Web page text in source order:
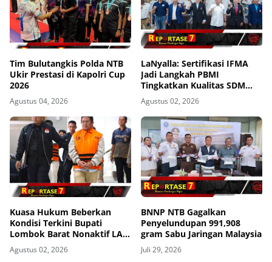
Tim Bulutangkis Polda NTB
Ukir Prestasi di Kapolri Cup
2026
Agustus 04, 2026
LaNyalla: Sertifikasi IFMA
Jadi Langkah PBMI
Tingkatkan Kualitas SDM
Muaythai
Agustus 02, 2026
Kuasa Hukum Beberkan
Kondisi Terkini Bupati
Lombok Barat Nonaktif LAZ
di Rutan KPK, Pasrah dan
Kooperatif
Agustus 02, 2026
BNNP NTB Gagalkan
Penyelundupan 991,908
gram Sabu Jaringan Malaysia
Juli 29, 2026